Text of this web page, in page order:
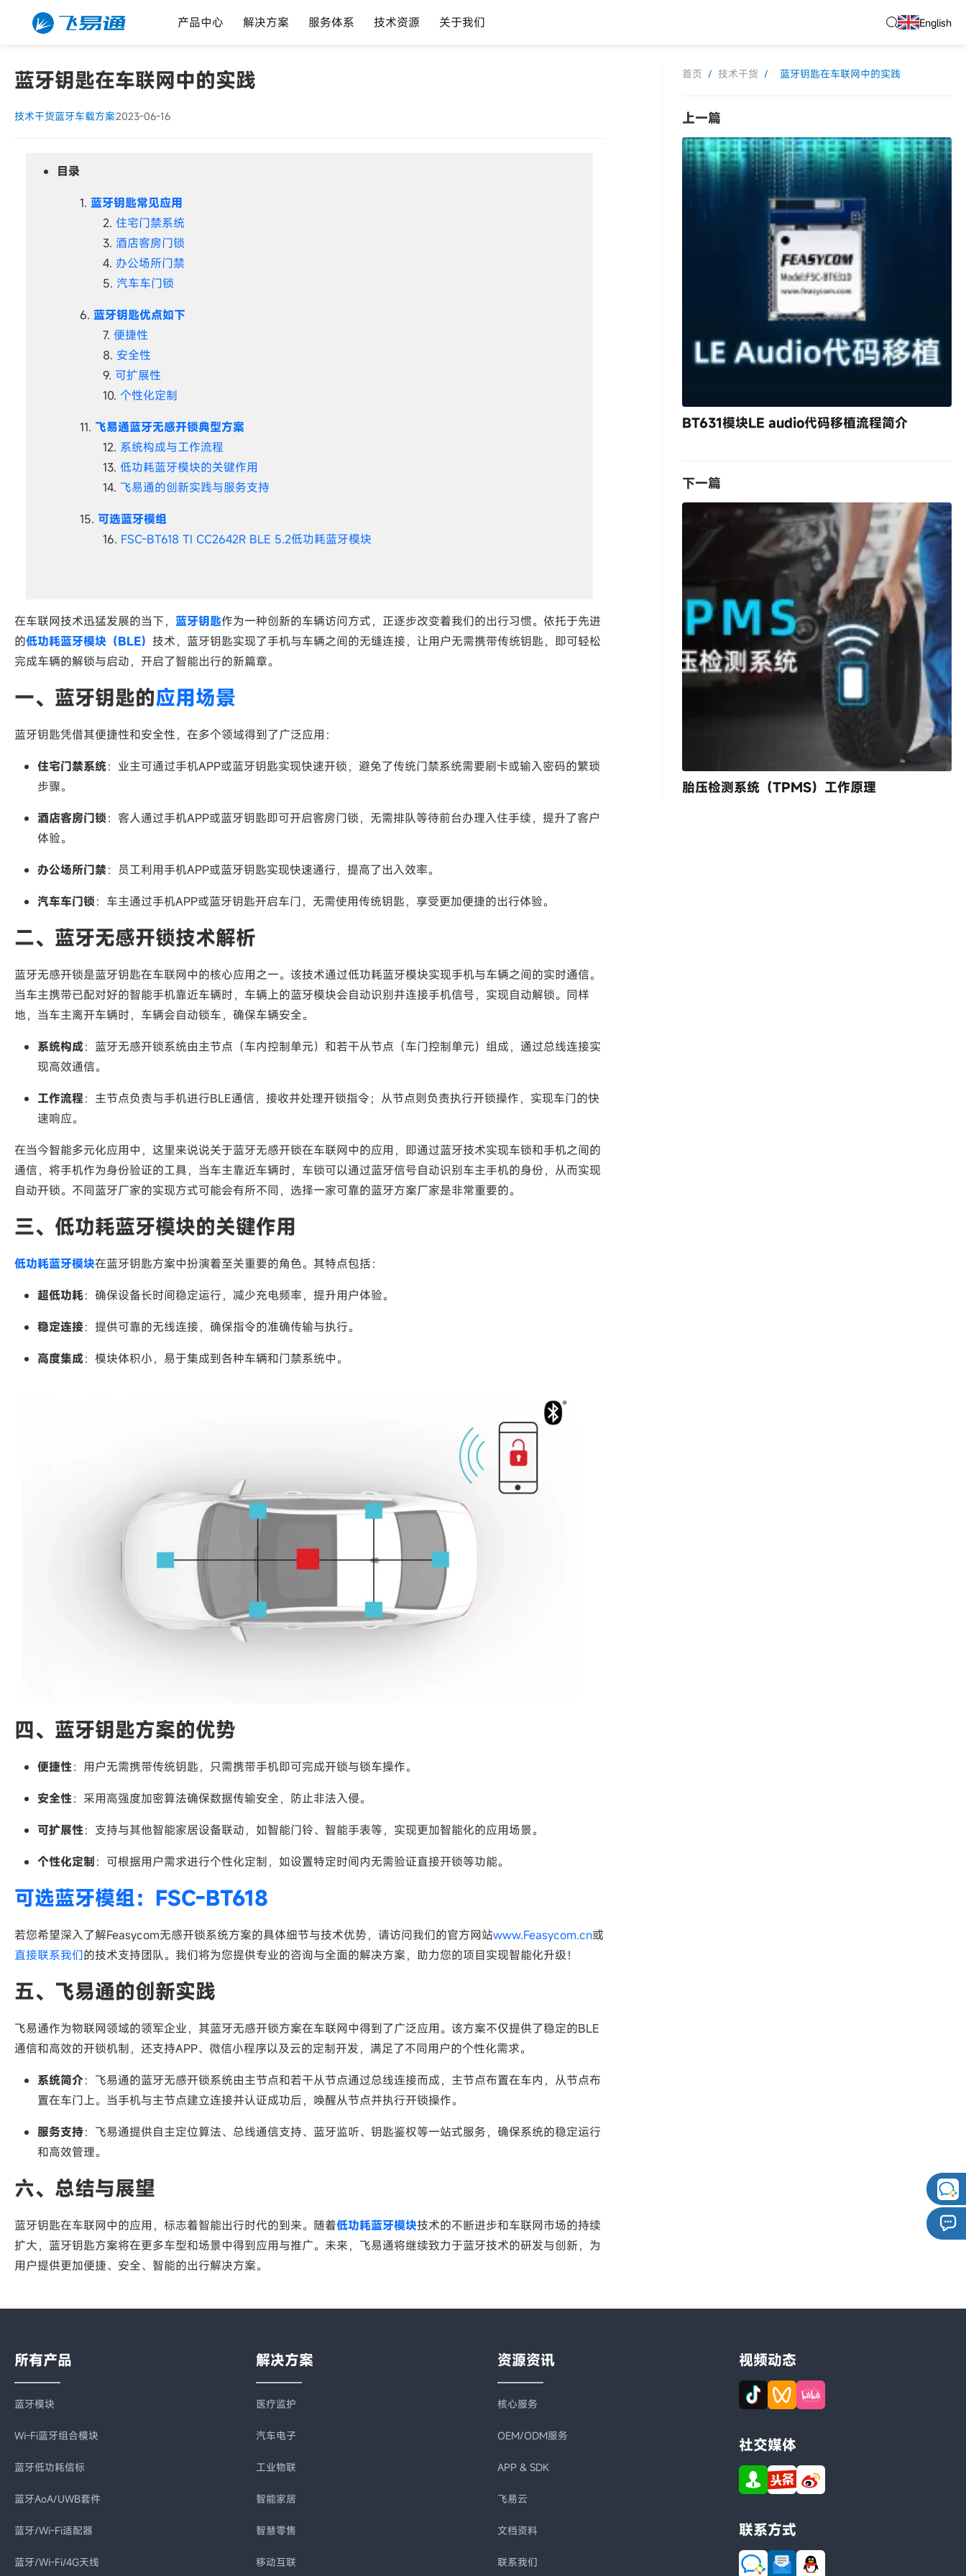
产品中心 解决方案 服务体系 技术资源 关于我们 English
蓝牙钥匙在车联网中的实践
技术干货蓝牙车载方案2023-06-16
目录
蓝牙钥匙常见应用
住宅门禁系统
酒店客房门锁
办公场所门禁
汽车车门锁
蓝牙钥匙优点如下
便捷性
安全性
可扩展性
个性化定制
飞易通蓝牙无感开锁典型方案
系统构成与工作流程
低功耗蓝牙模块的关键作用
飞易通的创新实践与服务支持
可选蓝牙模组
FSC-BT618 TI CC2642R BLE 5.2低功耗蓝牙模块
在车联网技术迅猛发展的当下， 蓝牙钥匙作为一种创新的车辆访问方式，正逐步改变着我们的出行习惯。依托于先进
的低功耗蓝牙模块（BLE） 技术，蓝牙钥匙实现了手机与车辆之间的无缝连接，让用户无需携带传统钥匙，即可轻松
完成车辆的解锁与启动，开启了智能出行的新篇章。
一、蓝牙钥匙的应用场景
蓝牙钥匙凭借其便捷性和安全性，在多个领域得到了广泛应用：
住宅门禁系统：业主可通过手机APP或蓝牙钥匙实现快速开锁，避免了传统门禁系统需要刷卡或输入密码的繁琐
步骤。
酒店客房门锁：客人通过手机APP或蓝牙钥匙即可开启客房门锁，无需排队等待前台办理入住手续，提升了客户
体验。
办公场所门禁：员工利用手机APP或蓝牙钥匙实现快速通行，提高了出入效率。
汽车车门锁：车主通过手机APP或蓝牙钥匙开启车门，无需使用传统钥匙，享受更加便捷的出行体验。
二、蓝牙无感开锁技术解析
蓝牙无感开锁是蓝牙钥匙在车联网中的核心应用之一。该技术通过低功耗蓝牙模块实现手机与车辆之间的实时通信。
当车主携带已配对好的智能手机靠近车辆时，车辆上的蓝牙模块会自动识别并连接手机信号，实现自动解锁。同样
地，当车主离开车辆时，车辆会自动锁车，确保车辆安全。
系统构成：蓝牙无感开锁系统由主节点（车内控制单元）和若干从节点（车门控制单元）组成，通过总线连接实
现高效通信。
工作流程：主节点负责与手机进行BLE通信，接收并处理开锁指令；从节点则负责执行开锁操作，实现车门的快
速响应。
在当今智能多元化应用中，这里来说说关于蓝牙无感开锁在车联网中的应用，即通过蓝牙技术实现车锁和手机之间的
通信，将手机作为身份验证的工具，当车主靠近车辆时，车锁可以通过蓝牙信号自动识别车主手机的身份，从而实现
自动开锁。不同蓝牙厂家的实现方式可能会有所不同，选择一家可靠的蓝牙方案厂家是非常重要的。
三、低功耗蓝牙模块的关键作用
低功耗蓝牙模块在蓝牙钥匙方案中扮演着至关重要的角色。其特点包括：
超低功耗：确保设备长时间稳定运行，减少充电频率，提升用户体验。
稳定连接：提供可靠的无线连接，确保指令的准确传输与执行。
高度集成：模块体积小，易于集成到各种车辆和门禁系统中。
四、蓝牙钥匙方案的优势
便捷性：用户无需携带传统钥匙，只需携带手机即可完成开锁与锁车操作。
安全性：采用高强度加密算法确保数据传输安全，防止非法入侵。
可扩展性：支持与其他智能家居设备联动，如智能门铃、智能手表等，实现更加智能化的应用场景。
个性化定制：可根据用户需求进行个性化定制，如设置特定时间内无需验证直接开锁等功能。
可选蓝牙模组：FSC-BT618
若您希望深入了解Feasycom无感开锁系统方案的具体细节与技术优势，请访问我们的官方网站www.Feasycom.cn或
直接联系我们的技术支持团队。我们将为您提供专业的咨询与全面的解决方案，助力您的项目实现智能化升级！
五、飞易通的创新实践
飞易通作为物联网领域的领军企业，其蓝牙无感开锁方案在车联网中得到了广泛应用。该方案不仅提供了稳定的BLE
通信和高效的开锁机制，还支持APP、微信小程序以及云的定制开发，满足了不同用户的个性化需求。
系统简介：飞易通的蓝牙无感开锁系统由主节点和若干从节点通过总线连接而成，主节点布置在车内，从节点布
置在车门上。当手机与主节点建立连接并认证成功后，唤醒从节点并执行开锁操作。
服务支持：飞易通提供自主定位算法、总线通信支持、蓝牙监听、钥匙鉴权等一站式服务，确保系统的稳定运行
和高效管理。
六、总结与展望
蓝牙钥匙在车联网中的应用，标志着智能出行时代的到来。随着低功耗蓝牙模块技术的不断进步和车联网市场的持续
扩大，蓝牙钥匙方案将在更多车型和场景中得到应用与推广。未来，飞易通将继续致力于蓝牙技术的研发与创新，为
用户提供更加便捷、安全、智能的出行解决方案。
首页 / 技术干货 / 蓝牙钥匙在车联网中的实践
上一篇
BT631模块LE audio代码移植流程简介
下一篇
胎压检测系统（TPMS）工作原理
所有产品
蓝牙模块
Wi-Fi蓝牙组合模块
蓝牙低功耗信标
蓝牙AoA/UWB套件
蓝牙/Wi-Fi适配器
蓝牙/Wi-Fi/4G天线
解决方案
医疗监护
汽车电子
工业物联
智能家居
智慧零售
移动互联
资源资讯
核心服务
OEM/ODM服务
APP & SDK
飞易云
文档资料
联系我们
视频动态
社交媒体
联系方式